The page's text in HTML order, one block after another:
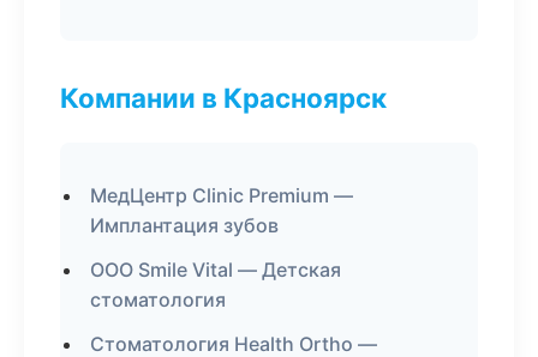
Компании в Красноярск
МедЦентр Clinic Premium —
Имплантация зубов
ООО Smile Vital — Детская
стоматология
Стоматология Health Ortho —